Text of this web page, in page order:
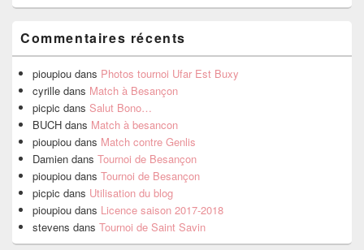
Commentaires récents
pioupiou dans Photos tournoi Ufar Est Buxy
cyrille dans Match à Besançon
picpic dans Salut Bono…
BUCH dans Match à besancon
pioupiou dans Match contre Genlis
Damien dans Tournoi de Besançon
pioupiou dans Tournoi de Besançon
picpic dans Utilisation du blog
pioupiou dans Licence saison 2017-2018
stevens dans Tournoi de Saint Savin